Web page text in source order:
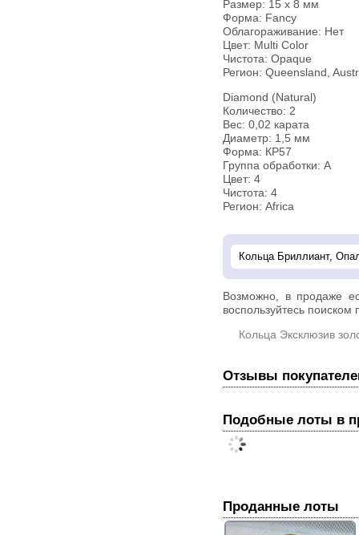
Размер: 15 х 8 мм
Форма: Fancy
Облагораживание: Нет
Цвет: Multi Color
Чистота: Opaque
Регион: Queensland,
Diamond (Natural)
Количество: 2
Вес: 0,02 карата
Диаметр: 1,5 мм
Форма: КР57
Группа обработки: А
Цвет: 4
Чистота: 4
Регион: Africa
Возможно, в продаже
воспользуйтесь поиском
Кольца Эксклюзив
Отзывы
Подобные лоты в
Проданные лоты